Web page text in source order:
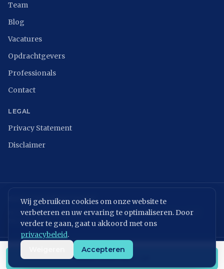
NEEM CONTACT OP
Team
Blog
Vacatures
Opdrachtgevers
Professionals
Contact
LEGAL
Privacy Statement
Disclaimer
BRANCHEVERENIGINGEN
NCSCISACA NederlandDigital Trust CenterISO 27001ENISANIST
NIS2 Directive
KvK: 86699075 | BTW: NL864054506B01
©2026MVPeople B.V. All rights reserved.
Wij gebruiken cookies om onze website te
verbeteren en uw ervaring te optimaliseren. Door
verder te gaan, gaat u akkoord met ons
privacybeleid.
Accepteren